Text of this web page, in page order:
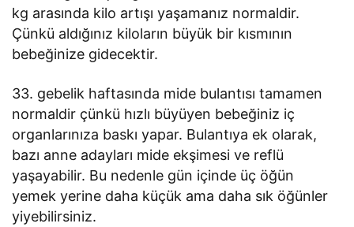
kg arasında kilo artışı yaşamanız normaldir.
Çünkü aldığınız kiloların büyük bir kısmının
bebeğinize gidecektir.
33. gebelik haftasında mide bulantısı tamamen
normaldir çünkü hızlı büyüyen bebeğiniz iç
organlarınıza baskı yapar. Bulantıya ek olarak,
bazı anne adayları mide ekşimesi ve reflü
yaşayabilir. Bu nedenle gün içinde üç öğün
yemek yerine daha küçük ama daha sık öğünler
yiyebilirsiniz.